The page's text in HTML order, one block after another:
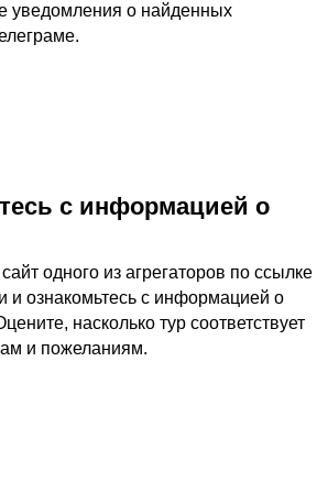
уведомления о найденных
с информацией о
одного из агрегаторов по ссылке
и ознакомьтесь с информацией о
насколько тур соответствует
и пожеланиям.